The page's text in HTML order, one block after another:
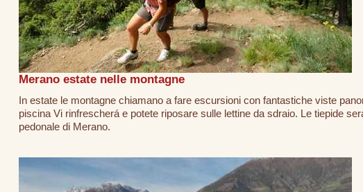
Merano estate nelle montagne
In estate le montagne chiamano a fare escursioni con fantastiche viste
piscina Vi rinfrescherá e potete riposare sulle lettine da sdraio. Le tiepide
pedonale di Merano.